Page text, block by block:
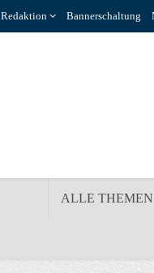
Redaktion Bannerschaltung
ALLE THEMEN